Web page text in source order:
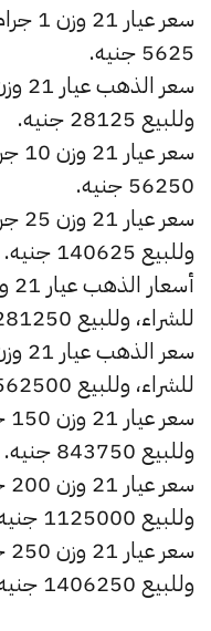
5625 جنيه.
وللبيع 28125 جنيه.
56250 جنيه.
وللبيع 140625 جنيه.
للشراء، وللبيع 281250 جنيه.
للشراء، وللبيع 562500 جنيه.
وللبيع 843750 جنيه.
وللبيع 1125000 جنيه.
وللبيع 1406250 جنيه.